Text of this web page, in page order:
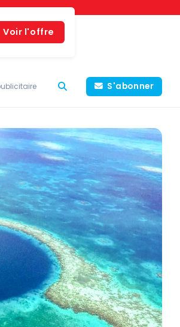
Voir l'offre
S'abonner